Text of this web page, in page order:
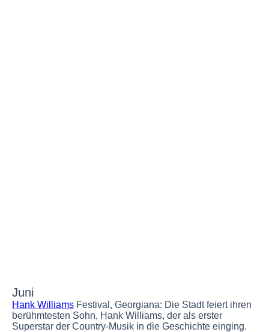
Juni
Hank Williams Festival, Georgiana: Die Stadt feiert ihren
berühmtesten Sohn, Hank Williams, der als erster
Superstar der Country-Musik in die Geschichte einging.